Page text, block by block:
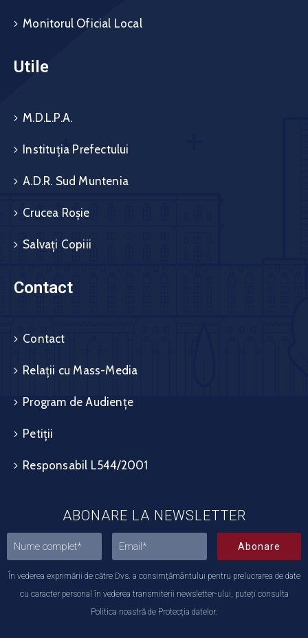
Monitorul Oficial Local
Utile
M.D.L.P.A.
Instituția Prefectului
A.D.R. Sud Muntenia
Crucea Roșie
Salvați Copiii
Contact
Contact
Relații cu Mass-Media
Program de Audiențe
Petiții
Responsabil L544/2001
ABONARE LA NEWSLETTER
Abonare
În vederea exprimării de către Dvs. a consimțământului pentru prelucrarea de date
cu caracter personal în vederea transmiterii newsletter-ului, puteți consulta
Politica noastră de Protecția datelor.